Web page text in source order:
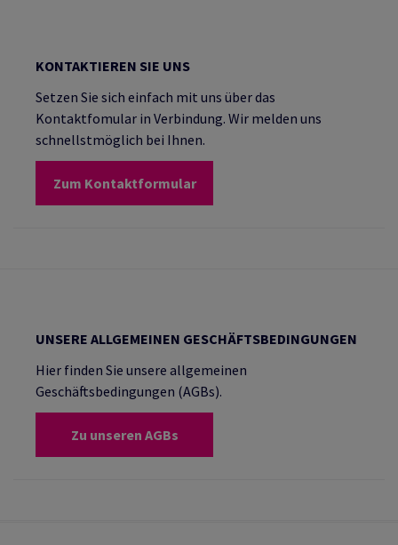
KONTAKTIEREN SIE UNS
Setzen Sie sich einfach mit uns über das
Kontaktfomular in Verbindung. Wir melden uns
schnellstmöglich bei Ihnen.
Zum Kontaktformular
UNSERE ALLGEMEINEN GESCHÄFTSBEDINGUNGEN
Hier finden Sie unsere allgemeinen
Geschäftsbedingungen (AGBs).
Zu unseren AGBs